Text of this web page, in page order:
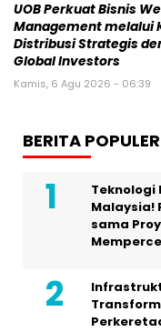
UOB Perkuat Bisnis
Management melalui
Distribusi Strategis
Global Investors
Kamis, 6 Agu 2026 - 06:39
BERITA POPULER
Teknologi
Malaysia!
sama